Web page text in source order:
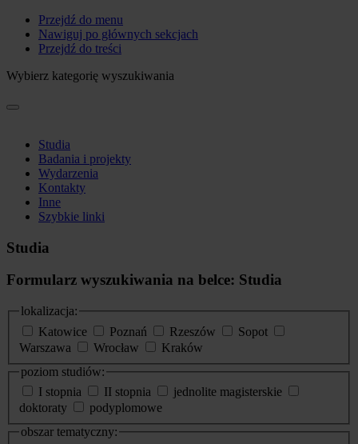
Przejdź do menu
Nawiguj po głównych sekcjach
Przejdź do treści
Wybierz kategorię wyszukiwania
Studia
Badania i projekty
Wydarzenia
Kontakty
Inne
Szybkie linki
Studia
Formularz wyszukiwania na belce: Studia
lokalizacja:
Katowice
Poznań Rzeszów
Sopot
Warszawa
Wrocław
Kraków
poziom studiów:
I stopnia
II stopnia
jednolite magisterskie
doktoraty
podyplomowe
obszar tematyczny: